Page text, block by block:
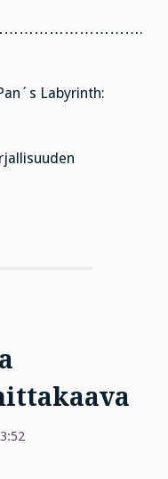
Labyrinth: